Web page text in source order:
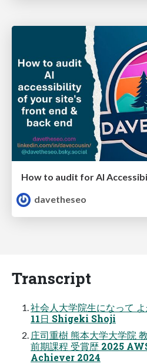
davetheseo
Transcript
社会人大学院生になって
11日 Shigeki Shoji
庄司重樹 熊本大学大学院
前期課程 受賞歴 2025
Achiever 2024